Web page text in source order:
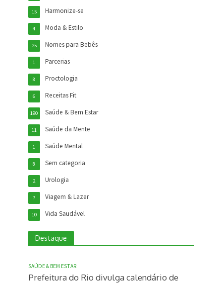
Harmonize-se
15
Moda & Estilo
4
Nomes para Bebês
25
Parcerias
1
Proctologia
8
Receitas Fit
6
Saúde & Bem Estar
190
Saúde da Mente
11
Saúde Mental
1
Sem categoria
8
Urologia
2
Viagem & Lazer
7
Vida Saudável
10
Destaque
SAÚDE & BEM ESTAR
Prefeitura do Rio divulga calendário de